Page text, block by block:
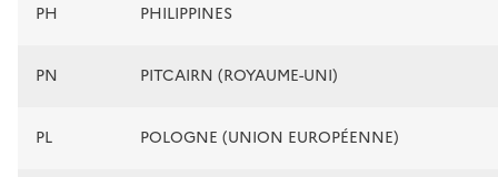
PH PHILIPPINES
PN PITCAIRN (ROYAUME-UNI)
PL POLOGNE (UNION EUROPÉENNE)